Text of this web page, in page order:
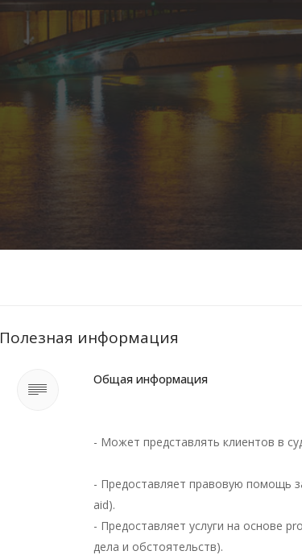
Полезная информация
Общая информация
- Может представлять клиентов в
- Предоставляет правовую помощь
aid).
- Предоставляет услуги на основе
дела и обстоятельств).